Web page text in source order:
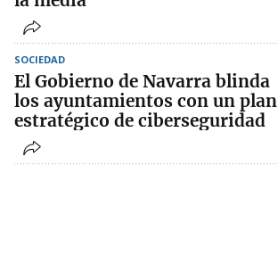
SOCIEDAD
El Gobierno de Navarra blinda
los ayuntamientos con un plan
estratégico de ciberseguridad